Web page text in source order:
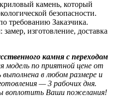
камень, который
безопасности.
требованию Заказчика.
изготовление, доставка
камня с переходом
модель по приятной цене от
в любом размере и
— 3 рабочих дня.
воплотить Ваши пожелания!